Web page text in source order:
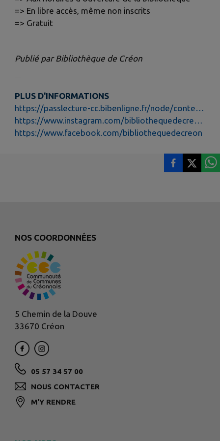
=> En libre accès, même non inscrits
=> Gratuit
Publié par Bibliothèque de Créon
PLUS D'INFORMATIONS
https://passlecture-cc.bibenligne.fr/node/content/nid/520538
https://www.instagram.com/bibliothequedecreon/
https://www.facebook.com/bibliothequedecreon
NOS COORDONNÉES
5 Chemin de la Douve
33670 Créon
05 57 34 57 00
NOUS CONTACTER
M'Y RENDRE